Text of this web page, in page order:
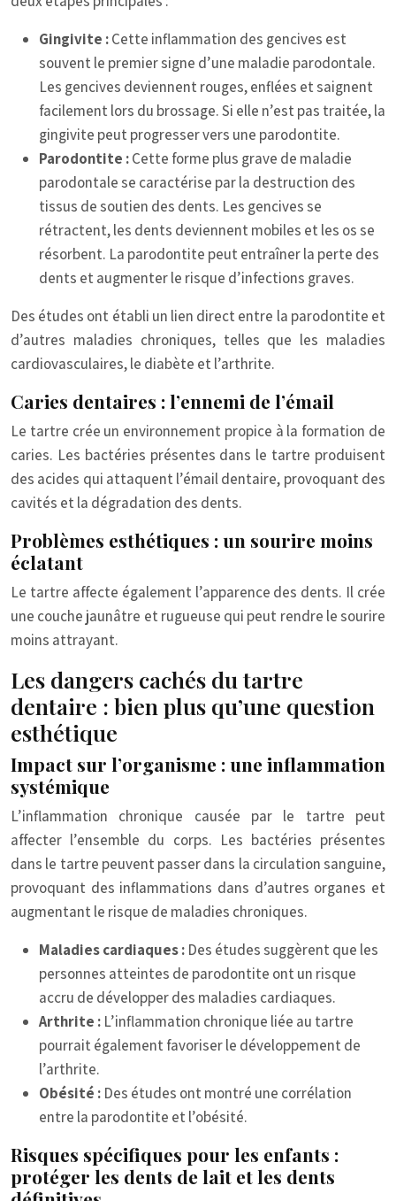
Gingivite :Cette inflammation des gencives est
souvent le premier signe d’une maladie parodontale.
Les gencives deviennent rouges, enflées et saignent
facilement lors du brossage. Si elle n’est pas traitée, la
gingivite peut progresser vers une parodontite.
Parodontite :Cette forme plus grave de maladie
parodontale se caractérise par la destruction des
tissus de soutien des dents. Les gencives se
rétractent, les dents deviennent mobiles et les os se
résorbent. La parodontite peut entraîner la perte des
dents et augmenter le risque d’infections graves.
Des études ont établi un lien direct entre la parodontite et
d’autres maladies chroniques, telles que les maladies
cardiovasculaires, le diabète et l’arthrite.
Caries dentaires : l’ennemi de l’émail
Le tartre crée un environnement propice à la formation de
caries. Les bactéries présentes dans le tartre produisent
des acides qui attaquent l’émail dentaire, provoquant des
cavités et la dégradation des dents.
Problèmes esthétiques : un sourire moins
éclatant
Le tartre affecte également l’apparence des dents. Il crée
une couche jaunâtre et rugueuse qui peut rendre le sourire
moins attrayant.
Les dangers cachés du tartre
dentaire : bien plus qu’une question
esthétique
Impact sur l’organisme : une inflammation
systémique
L’inflammation chronique causée par le tartre peut
affecter l’ensemble du corps. Les bactéries présentes
dans le tartre peuvent passer dans la circulation sanguine,
provoquant des inflammations dans d’autres organes et
augmentant le risque de maladies chroniques.
Maladies cardiaques : Des études suggèrent que les
personnes atteintes de parodontite ont un risque
accru de développer des maladies cardiaques.
Arthrite : L’inflammation chronique liée au tartre
pourrait également favoriser le développement de
l’arthrite.
Obésité : Des études ont montré une corrélation
entre la parodontite et l’obésité.
Risques spécifiques pour les enfants :
protéger les dents de lait et les dents